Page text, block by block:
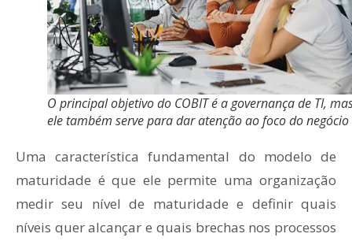
O principal objetivo do COBIT é a governança de TI,
ele também serve para dar atenção ao foco do negócio
Uma característica fundamental do modelo de
maturidade é que ele permite uma organização
medir seu nível de maturidade e definir quais
níveis quer alcançar e quais brechas nos processos